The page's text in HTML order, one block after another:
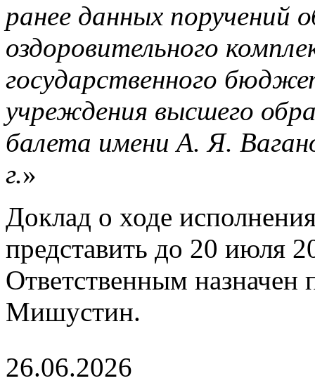
ранее данных поручений
оздоровительного
государственного
учреждения высшего
балета имени А. Я.
г.»
Доклад о ходе
представить до 20 июля
Ответственным
Мишустин.
26.06.2026